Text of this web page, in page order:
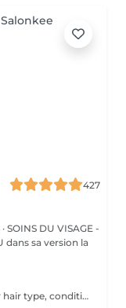
427
SOINS DU VISAGE -
A personalized consultation to assess your hair type, condition, and goals helping us recommend the perfect treatments, color, or cut to suit your style and lifestyle.